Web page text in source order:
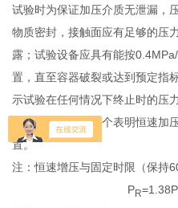
试验时为保证加压介质无泄漏，
物质密封，接触面应有足够的压
露；试验设备应具有能按
置，直至容器破裂或达到预定指
示试验在任何情况下终止时的压
置；仪器应具有一个表明恒速加
置。
注：恒速增压与固定时限（保持
PR=1.38P